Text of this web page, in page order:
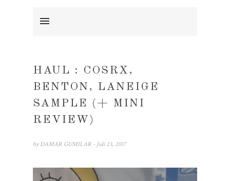
HAUL : COSRX,
BENTON, LANEIGE
SAMPLE (+ MINI
REVIEW)
by DAMAR GUMILAR - Juli 23, 2017